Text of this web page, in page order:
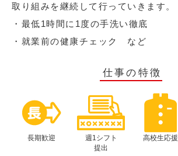
取り組みを継続して行っていきます。
・最低1時間に1度の手洗い徹底
・就業前の健康チェック など
仕事の特徴
長期歓迎
週1シフト
提出
高校生応援